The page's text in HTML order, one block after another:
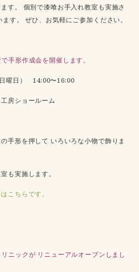
す。 個別で漆喰お手入れ教室も実施さ
す。 ぜひ、お気軽にご参加ください。
手形作成会を開催します。
日） 14:00〜16:00
房ショールーム
手形を押して いろいろな小物で飾りま
も実施します。
こちらです。
ニックが リニューアルオープンしまし